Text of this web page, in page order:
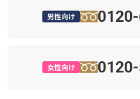
男性向け
女性向け